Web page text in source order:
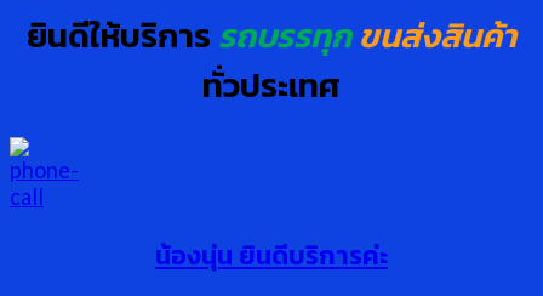
ยินดีให้บริการรถบรรทุกขนส่งสินค้า
ทั่วประเทศ
น้องนุ่น ยินดีบริการค่ะ